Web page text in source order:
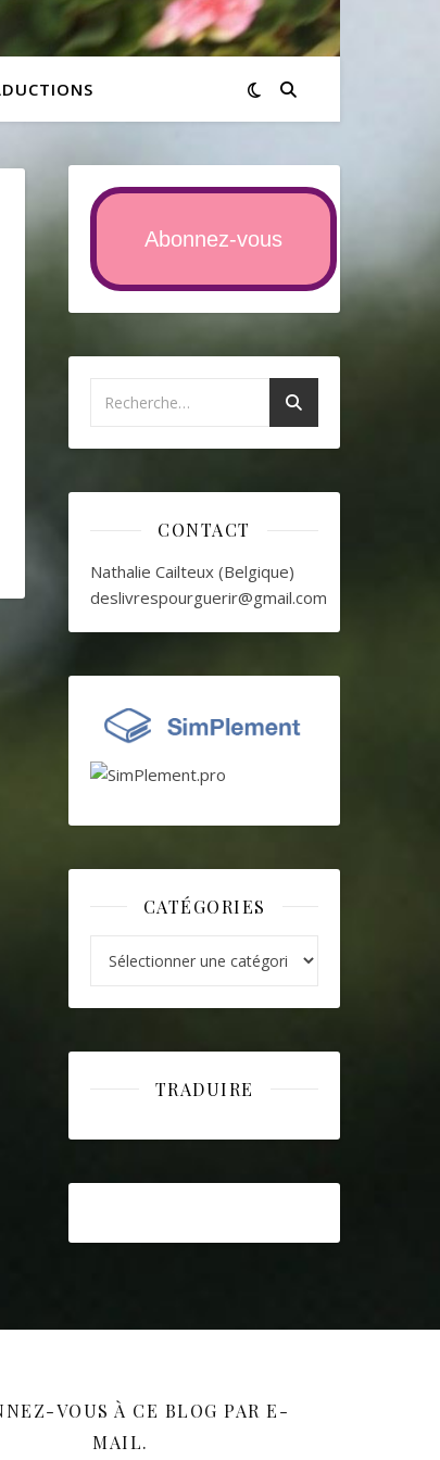
Abonnez-vous
CONTACT
Nathalie Cailteux (Belgique)
deslivrespourguerir@gmail.com
CATÉGORIES
TRADUIRE
VOUS À CE BLOG PAR E-
MAIL.